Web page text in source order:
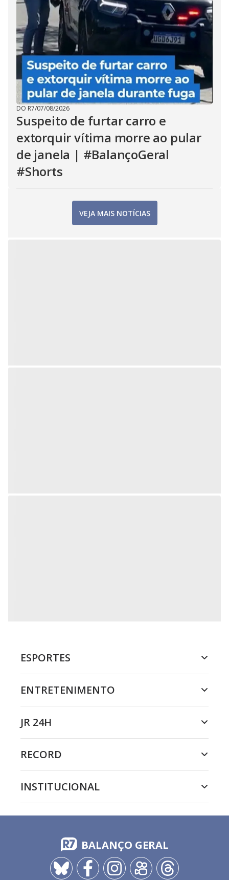
DO R7/07/08/2026
Suspeito de furtar carro e
extorquir vítima morre ao pular
de janela | #BalançoGeral
#Shorts
VEJA MAIS NOTÍCIAS
ESPORTES
ENTRETENIMENTO
JR 24H
RECORD
INSTITUCIONAL
BALANÇO GERAL